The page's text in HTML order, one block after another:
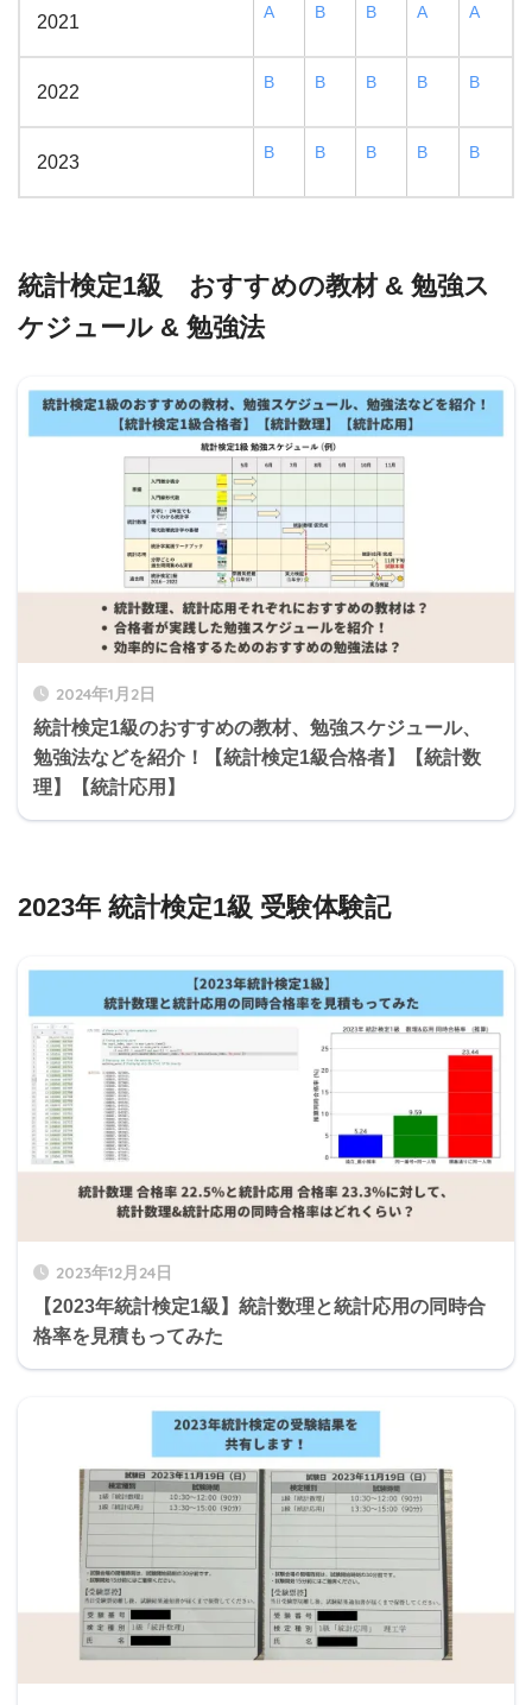
2021 A B B A A
2022 B B B B B
2023 B B B B B
統計検定1級 おすすめの教材 & 勉強ス
ケジュール & 勉強法
2024年1月2日
統計検定1級のおすすめの教材、勉強スケジュール、
勉強法などを紹介！【統計検定1級合格者】【統計数
理】【統計応用】
2023年 統計検定1級 受験体験記
2023年12月24日
【2023年統計検定1級】統計数理と統計応用の同時合
格率を見積もってみた